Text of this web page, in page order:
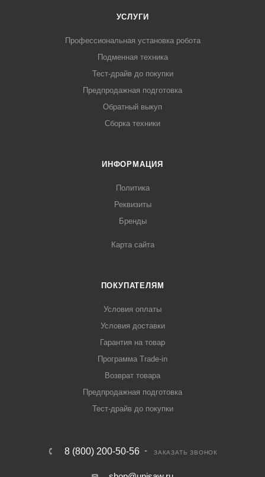
УСЛУГИ
Профессиональная установка робота
Подменная техника
Тест-драйв до покупки
Предпродажная подготовка
Обратный выкуп
Сборка техники
ИНФОРМАЦИЯ
Политика
Реквизиты
Бренды
Карта сайта
ПОКУПАТЕЛЯМ
Условия оплаты
Условия доставки
Гарантия на товар
Программа Trade-in
Возврат товара
Предпродажная подготовка
Тест-драйв до покупки
8 (800) 200-50-56 ЗАКАЗАТЬ ЗВОНОК